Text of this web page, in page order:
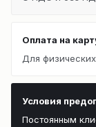
Оплата на
Для
Условия
Постоянным